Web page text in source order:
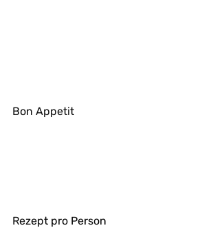
Bon Appetit
Rezept pro Person